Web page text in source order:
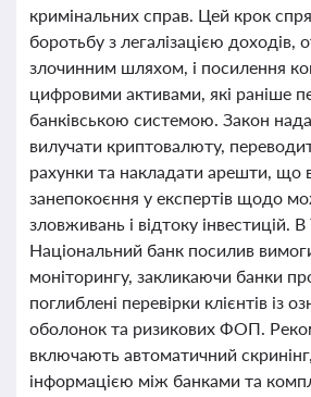
кримінальних справ. Цей крок
боротьбу з легалізацією доходів,
злочинним шляхом, і посилення
цифровими активами, які раніше
банківською системою. Закон
вилучати криптовалюту,
рахунки та накладати арешти, що
занепокоєння у експертів щодо
зловживань і відтоку інвестицій. В
Національний банк посилив
моніторингу, закликаючи банки
поглиблені перевірки клієнтів із
оболонок та ризикових ФОП.
включають автоматичний
інформацією між банками та